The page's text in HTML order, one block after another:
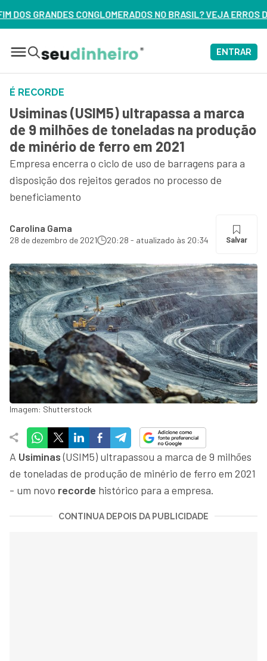
NO BRASIL? VEJA ERROS DE 3 DELES – ASSISTA
ENTRAR
É RECORDE
Usiminas (USIM5) ultrapassa a marca
de 9 milhões de toneladas na produção
de minério de ferro em 2021
Empresa encerra o ciclo de uso de barragens para a
disposição dos rejeitos gerados no processo de
beneficiamento
Carolina Gama
28 de dezembro de 2021 20:28 - atualizado às 20:34 Salvar
Imagem: Shutterstock
A Usiminas(USIM5) ultrapassou a marca de 9 milhões
de toneladas de produção de minério de ferro em 2021
- um novo recorde histórico para a empresa.
CONTINUA DEPOIS DA PUBLICIDADE